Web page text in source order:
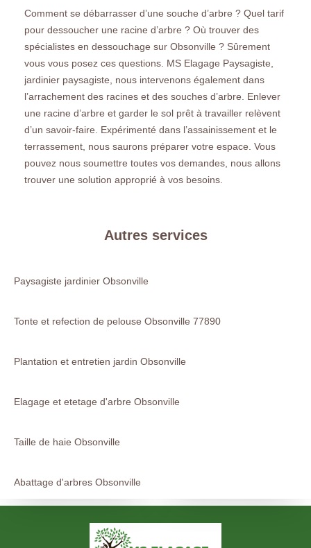
Comment se débarrasser d’une souche d’arbre ? Quel tarif
pour dessoucher une racine d’arbre ? Où trouver des
spécialistes en dessouchage sur Obsonville ? Sûrement
vous vous posez ces questions. MS Elagage Paysagiste,
jardinier paysagiste, nous intervenons également dans
l’arrachement des racines et des souches d’arbre. Enlever
une racine d’arbre et garder le sol prêt à travailler relèvent
d’un savoir-faire. Expérimenté dans l’assainissement et le
terrassement, nous saurons préparer votre espace. Vous
pouvez nous soumettre toutes vos demandes, nous allons
trouver une solution approprié à vos besoins.
Autres services
Paysagiste jardinier Obsonville
Tonte et refection de pelouse Obsonville 77890
Plantation et entretien jardin Obsonville
Elagage et etetage d'arbre Obsonville
Taille de haie Obsonville
Abattage d'arbres Obsonville